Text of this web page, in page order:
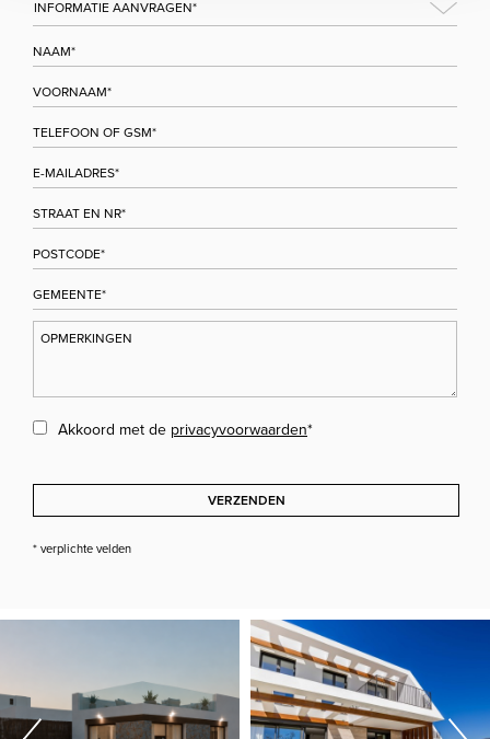
Akkoord met de privacyvoorwaarden*
VERZENDEN
* verplichte velden